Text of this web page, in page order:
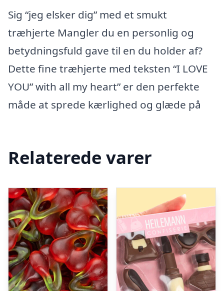
Sig “jeg elsker dig” med et smukt
træhjerte Mangler du en personlig og
betydningsfuld gave til en du holder af?
Dette fine træhjerte med teksten “I LOVE
YOU” with all my heart” er den perfekte
måde at sprede kærlighed og glæde på
Relaterede varer